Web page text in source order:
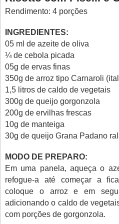
Rendimento: 4 porções
INGREDIENTES:
05 ml de azeite de oliva
¼ de cebola picada
05g de ervas finas
350g de arroz tipo Carnaroli
1,5 litros de caldo de vegetais
300g de queijo gorgonzola
200g de ervilhas frescas
10g de manteiga
30g de queijo Grana Padano
MODO DE PREPARO:
Em uma panela, aqueça o
refogue-a até começar a
coloque o arroz e em
adicionando o caldo de
com porções de gorgonzola.